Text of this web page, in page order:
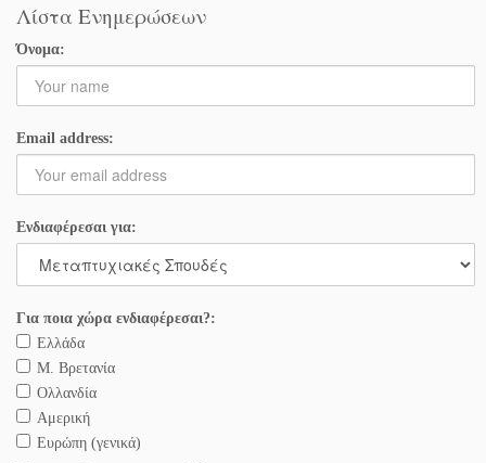
Λίστα Ενημερώσεων
Όνομα:
Email address:
Ενδιαφέρεσαι για:
Για ποια χώρα ενδιαφέρεσαι?:
Ελλάδα
Μ. Βρετανία
Ολλανδία
Αμερική
Ευρώπη (γενικά)